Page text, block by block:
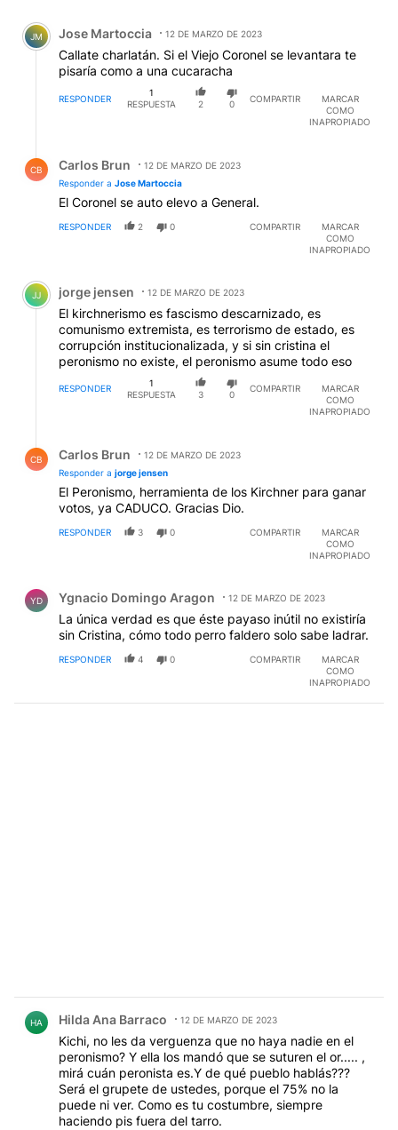
Comentario de Jose Martoccia.
JM Jose Martoccia 12 DE MARZO DE 2023
Callate charlatán. Si el Viejo Coronel se levantara te
pisaría como a una cucaracha
RESPONDER
1
RESPUESTA
2 0
COMPARTIR
MARCAR
COMO
INAPROPIADO
CB Carlos Brun
12 DE MARZO DE 2023
Responder a Jose Martoccia
El Coronel se auto elevo a General.
RESPONDER 2 0 COMPARTIR
MARCAR
COMO
INAPROPIADO
Comentario de jorge jensen.
JJ jorge jensen 12 DE MARZO DE 2023
El kirchnerismo es fascismo descarnizado, es
comunismo extremista, es terrorismo de estado, es
corrupción institucionalizada, y si sin cristina el
peronismo no existe, el peronismo asume todo eso
RESPONDER
1
RESPUESTA
3 0
COMPARTIR
MARCAR
COMO
INAPROPIADO
CB Carlos Brun
12 DE MARZO DE 2023
Responder a jorge jensen
El Peronismo, herramienta de los Kirchner para ganar
votos, ya CADUCO. Gracias Dio.
RESPONDER 3 0 COMPARTIR
MARCAR
COMO
INAPROPIADO
YD Ygnacio Domingo Aragon 12 DE MARZO DE 2023
La única verdad es que éste payaso inútil no existiría
sin Cristina, cómo todo perro faldero solo sabe ladrar.
RESPONDER 4 0 COMPARTIR
MARCAR
COMO
INAPROPIADO
HA Hilda Ana Barraco 12 DE MARZO DE 2023
Kichi, no les da verguenza que no haya nadie en el
peronismo? Y ella los mandó que se suturen el or..... ,
mirá cuán peronista es.Y de qué pueblo hablás???
Será el grupete de ustedes, porque el 75% no la
puede ni ver. Como es tu costumbre, siempre
haciendo pis fuera del tarro.